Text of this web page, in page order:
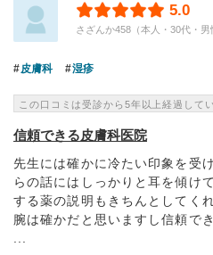
5.0
さざんか458（本人・30代・男
皮膚科 湿疹
この口コミは受診から5年以上経過して
信頼できる皮膚科医院
先生には確かに冷たい印象を受
らの話にはしっかりと耳を傾け
する薬の説明もきちんとしてくれ
腕は確かだと思いますし信頼で